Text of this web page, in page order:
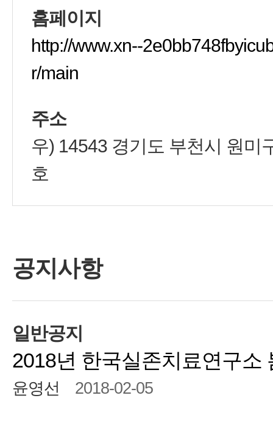
홈페이지
http://www.xn--
r/main
주소
우) 14543 경기도 부천시 원미
호
공지사항
일반공지
2018년 한국실존치료연구소
윤영선 2018-02-05